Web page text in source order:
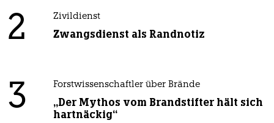
2 Zivildienst
Zwangsdienst als Randnotiz
3 Forstwissenschaftler über Brände
„Der Mythos vom Brandstifter hält sich
hartnäckig“